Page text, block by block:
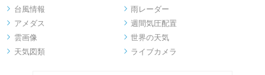
 台風情報  雨レーダー
 アメダス  週間気圧配置
 雲画像  世界の天気
 天気図類  ライブカメラ